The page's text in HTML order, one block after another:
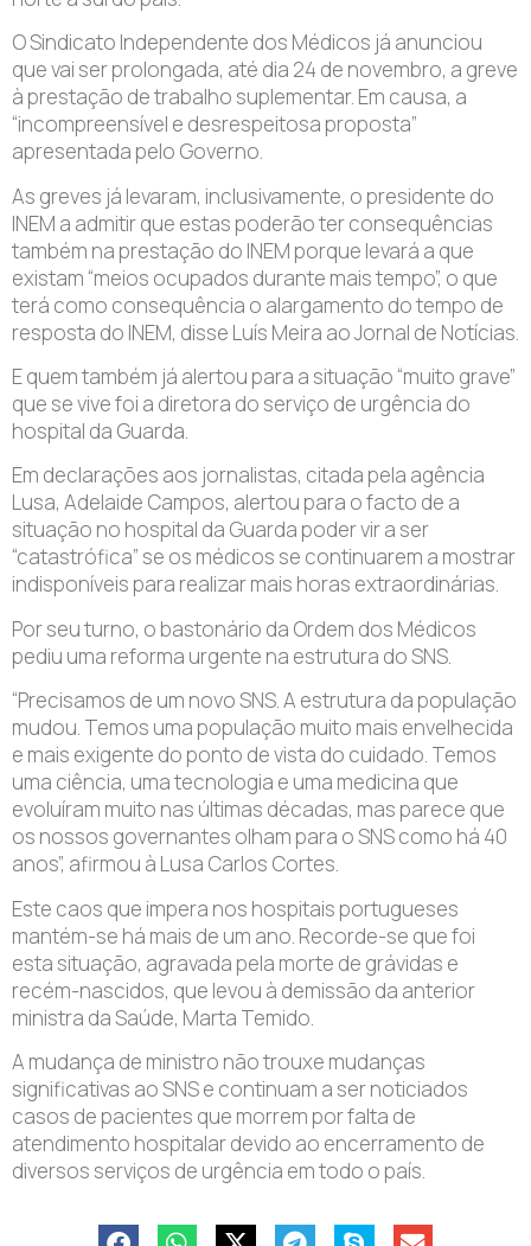
O Sindicato Independente dos Médicos já anunciou
que vai ser prolongada, até dia 24 de novembro, a greve
à prestação de trabalho suplementar. Em causa, a
“incompreensível e desrespeitosa proposta”
apresentada pelo Governo.
As greves já levaram, inclusivamente, o presidente do
INEM a admitir que estas poderão ter consequências
também na prestação do INEM porque levará a que
existam “meios ocupados durante mais tempo”, o que
terá como consequência o alargamento do tempo de
resposta do INEM, disse Luís Meira ao Jornal de Notícias.
E quem também já alertou para a situação “muito grave”
que se vive foi a diretora do serviço de urgência do
hospital da Guarda.
Em declarações aos jornalistas, citada pela agência
Lusa, Adelaide Campos, alertou para o facto de a
situação no hospital da Guarda poder vir a ser
“catastrófica” se os médicos se continuarem a mostrar
indisponíveis para realizar mais horas extraordinárias.
Por seu turno, o bastonário da Ordem dos Médicos
pediu uma reforma urgente na estrutura do SNS.
“Precisamos de um novo SNS. A estrutura da população
mudou. Temos uma população muito mais envelhecida
e mais exigente do ponto de vista do cuidado. Temos
uma ciência, uma tecnologia e uma medicina que
evoluíram muito nas últimas décadas, mas parece que
os nossos governantes olham para o SNS como há 40
anos”, afirmou à Lusa Carlos Cortes.
Este caos que impera nos hospitais portugueses
mantém-se há mais de um ano. Recorde-se que foi
esta situação, agravada pela morte de grávidas e
recém-nascidos, que levou à demissão da anterior
ministra da Saúde, Marta Temido.
A mudança de ministro não trouxe mudanças
significativas ao SNS e continuam a ser noticiados
casos de pacientes que morrem por falta de
atendimento hospitalar devido ao encerramento de
diversos serviços de urgência em todo o país.